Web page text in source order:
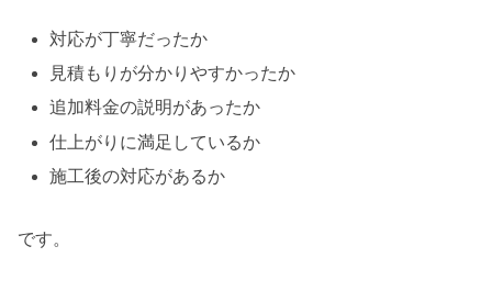
対応が丁寧だったか
見積もりが分かりやすかったか
追加料金の説明があったか
仕上がりに満足しているか
施工後の対応があるか
です。